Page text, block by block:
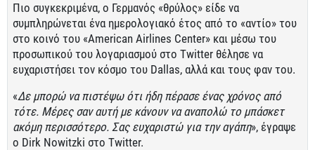
Πιο συγκεκριμένα, ο Γερμανός «θρύλος» είδε να
συμπληρώνεται ένα ημερολογιακό έτος από το «αντίο» του
στο κοινό του «American Airlines Center» και μέσω του
προσωπικού του λογαριασμού στο Twitter θέλησε να
ευχαριστήσει τον κόσμο του Dallas, αλλά και τους φαν του.
«Δε μπορώ να πιστέψω ότι ήδη πέρασε ένας χρόνος από
τότε. Μέρες σαν αυτή με κάνουν να αναπολώ το μπάσκετ
ακόμη περισσότερο. Σας ευχαριστώ για την αγάπη», έγραψε
ο Dirk Nowitzki στο Twitter.